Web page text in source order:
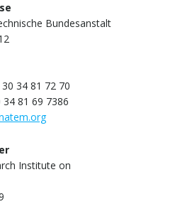
Bundesanstalt
34 81 72 70
34 81 69 7386
Institute on